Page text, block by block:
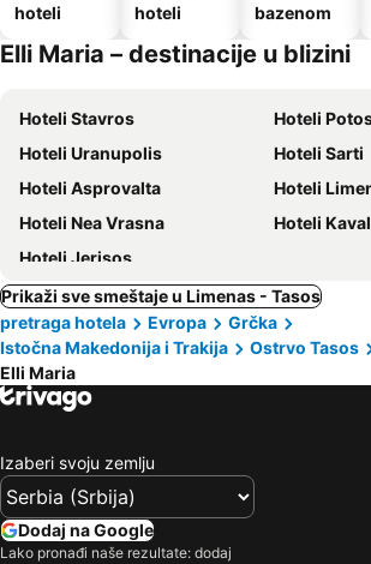
hoteli
hoteli
bazenom
Elli Maria – destinacije u blizini
Hoteli Stavros
Hoteli
Hoteli Uranupolis
Hoteli Sarti
Hoteli Asprovalta
Hoteli
Hoteli Nea Vrasna
Hoteli
Hoteli Jerisos
Prikaži sve smeštaje u Limenas - Tasos
pretraga hotela
Evropa
Grčka
Istočna Makedonija i Trakija
Ostrvo Tasos
Elli Maria
Izaberi svoju zemlju
Dodaj na Google
Lako pronađi naše rezultate: dodaj